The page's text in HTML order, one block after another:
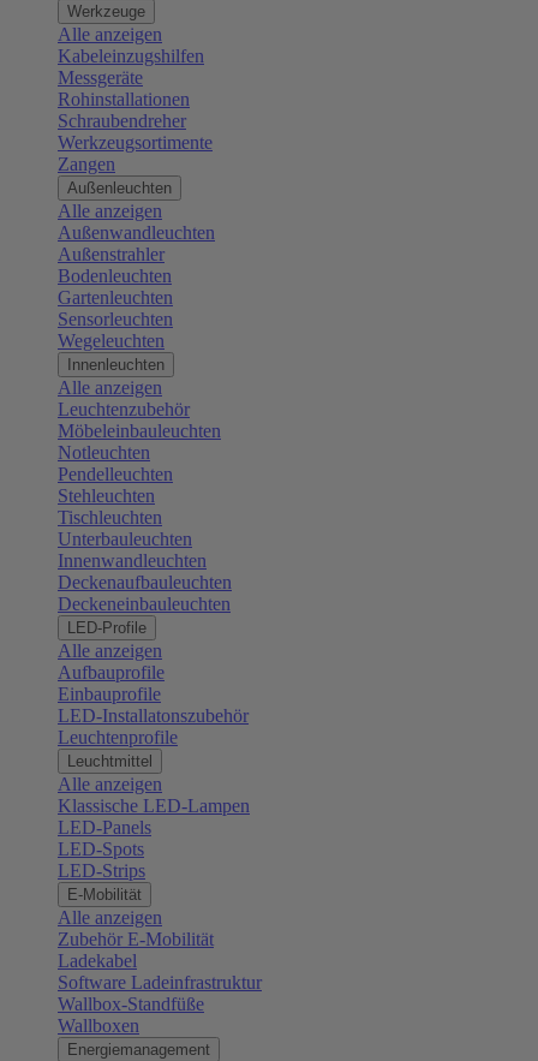
Werkzeuge
Alle anzeigen
Kabeleinzugshilfen
Messgeräte
Rohinstallationen
Schraubendreher
Werkzeugsortimente
Zangen
Außenleuchten
Alle anzeigen
Außenwandleuchten
Außenstrahler
Bodenleuchten
Gartenleuchten
Sensorleuchten
Wegeleuchten
Innenleuchten
Alle anzeigen
Leuchtenzubehör
Möbeleinbauleuchten
Notleuchten
Pendelleuchten
Stehleuchten
Tischleuchten
Unterbauleuchten
Innenwandleuchten
Deckenaufbauleuchten
Deckeneinbauleuchten
LED-Profile
Alle anzeigen
Aufbauprofile
Einbauprofile
LED-Installatonszubehör
Leuchtenprofile
Leuchtmittel
Alle anzeigen
Klassische LED-Lampen
LED-Panels
LED-Spots
LED-Strips
E-Mobilität
Alle anzeigen
Zubehör E-Mobilität
Ladekabel
Software Ladeinfrastruktur
Wallbox-Standfüße
Wallboxen
Energiemanagement